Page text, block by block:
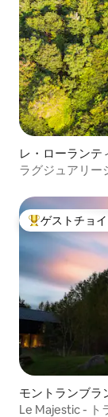
レ・ローランテ
ラグジュアリー
大好評のゲス
ゲストチョ
モントランブラ
Le Majestic - ト